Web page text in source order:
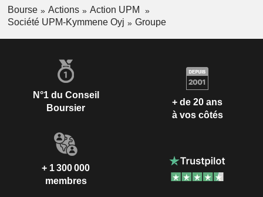
Bourse Actions
Action UPM
Société UPM-Kymmene Oyj
Groupe
N°1 du Conseil
Boursier
+ de 20 ans
à vos côtés
+ 1 300 000
membres